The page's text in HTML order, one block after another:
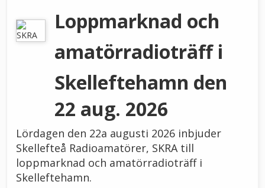
Loppmarknad och
amatörradioträff i
Skelleftehamn den
22 aug. 2026
Lördagen den 22a augusti 2026 inbjuder
Skellefteå Radioamatörer, SKRA till
loppmarknad och amatörradioträff i
Skelleftehamn.